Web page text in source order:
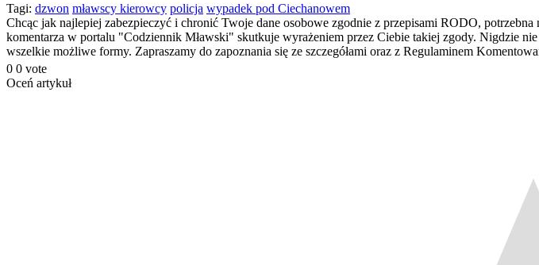
Podziel
się
Tagi: dzwon mławscy kierowcy policja wypadek pod Ciechanowem
Chcąc jak najlepiej zabezpieczyć i chronić Twoje dane osobowe zgodnie z przepisami RODO,
komentarza w portalu "Codziennik Mławski" skutkuje wyrażeniem przez Ciebie takiej zgody. Nigdzie
wszelkie możliwe formy. Zapraszamy do zapoznania się ze szczegółami oraz z Regulaminem
0 0 vote
Oceń artykuł